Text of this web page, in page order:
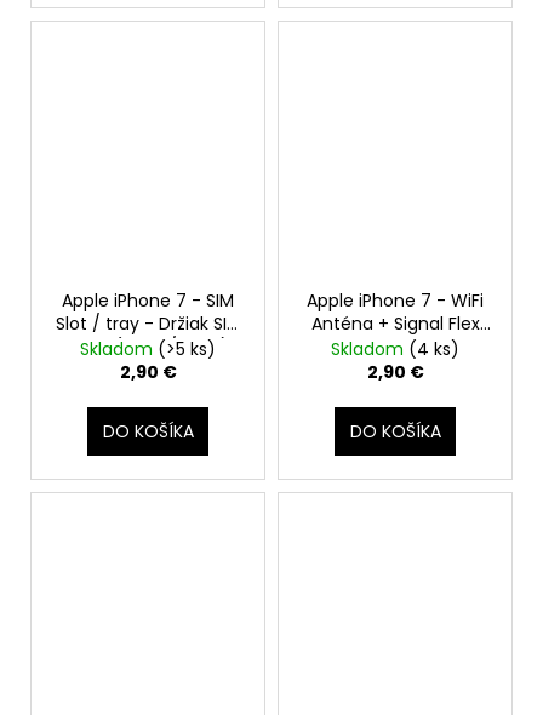
Apple iPhone 7 - SIM
Slot / tray - Držiak SIM
karty (Zlatý / Gold)
Skladom (>5 ks)
2,90 €
DO KOŠÍKA
Apple iPhone 7 - WiFi
Anténa + Signal Flex
Kábel
Skladom (4 ks)
2,90 €
DO KOŠÍKA